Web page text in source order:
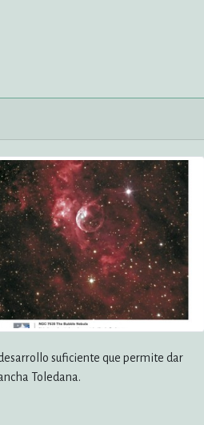
suficiente que permite dar
Toledana.